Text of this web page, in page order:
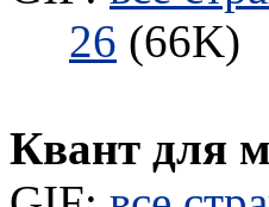
26
Квант для